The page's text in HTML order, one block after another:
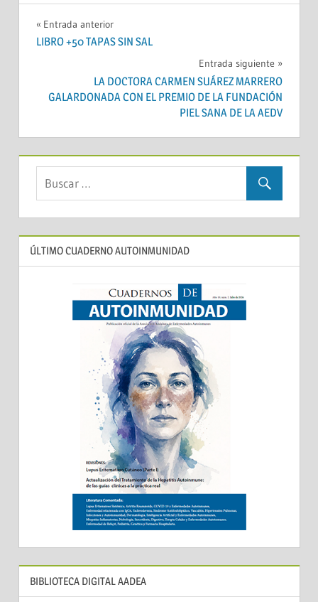
Navegación
entradas
Entrada anterior
LIBRO +50 TAPAS SIN SAL
Entrada siguiente
LA DOCTORA CARMEN SUÁREZ MARRERO
GALARDONADA CON EL PREMIO DE LA FUNDACIÓN
PIEL SANA DE LA AEDV
ÚLTIMO CUADERNO AUTOINMUNIDAD
BIBLIOTECA DIGITAL AADEA